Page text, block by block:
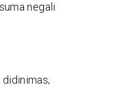
negali